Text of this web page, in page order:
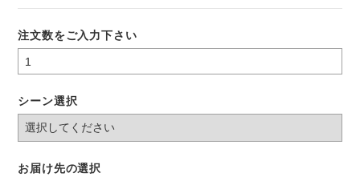
注文数をご入力下さい
シーン選択
お届け先の選択